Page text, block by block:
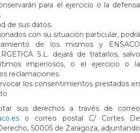
para el ejercicio o la defensa
de sus datos.
con su situación particular, podrá
de los mismos y ENSACO
S.L. dejará de tratarlos, salvo
imperiosos, o el ejercicio o la
reclamaciones.
los consentimientos prestados en
sus derechos a través de correo
o correo postal C/ Cortes De
50005 de Zaragoza, adjuntando